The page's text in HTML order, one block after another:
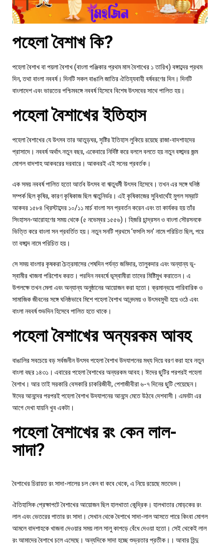
পহেলা বৈশাখ কি?
পহেলা বৈশাখ বা পয়লা বৈশাখ (বাংলা পঞ্জিকার প্রথম মাস বৈশাখের ১ তারিখ) বঙ্গাব্দের প্রথম
দিন, তথা বাংলা নববর্ষ। দিনটি সকল বাঙালি জাতির ঐতিহ্যবাহী বর্ষবরণের দিন। দিনটি
বাংলাদেশ এবং ভারতের পশ্চিমবঙ্গে নববর্ষ হিসেবে বিশেষ উৎসবের সাথে পালিত হয়।
পহেলা বৈশাখের ইতিহাস
পহেলা বৈশাখের যে উৎসব তার আতুড়ঘর, সৃষ্টির ইতিহাস লুকিয়ে রয়েছে রাজা-বাদশাহদের
প্রাসাদে। নববর্ষ অর্থাৎ নতুন বছর, একেবারে নির্দিষ্ট করে বললে বলতে হয় নতুন বঙ্গাব্দর জন্ম
মোগল বাদশাহ আকবরের দরবারে। আকবরই এই সনের প্রবর্তক।
এক সময় নববর্ষ পালিত হতো আর্তব উৎসব বা ঋতুধর্মী উৎসব হিসেবে। তখন এর সঙ্গে ঘনিষ্ঠ
সম্পর্ক ছিল কৃষির, কারণ কৃষিকাজ ছিল ঋতুনির্ভর। এই কৃষিকাজের সুবিধার্থেই মুগল সম্রাট
আকবর ১৫৮৪ খ্রিস্টাব্দের ১০/১১ মার্চ বাংলা সন প্রবর্তন করেন এবং তা কার্যকর হয় তাঁর
সিংহাসন-আরোহণের সময় থেকে (৫ নভেম্বর ১৫৫৬)। হিজরি চান্দ্রসন ও বাংলা সৌরসনকে
ভিত্তি করে বাংলা সন প্রবর্তিত হয়। নতুন সনটি প্রথমে ‘ফসলি সন’ নামে পরিচিত ছিল, পরে
তা বঙ্গাব্দ নামে পরিচিত হয়।
সে সময় বাংলার কৃষকরা চৈত্রমাসের শেষদিন পর্যন্ত জমিদার, তালুকদার এবং অন্যান্য ভূ-
স্বামীর খাজনা পরিশোধ করত। পরদিন নববর্ষে ভূস্বামীরা তাদের মিষ্টিমুখ করাতেন। এ
উপলক্ষে তখন মেলা এবং অন্যান্য অনুষ্ঠানের আয়োজন করা হতো। ক্রমান্বয়ে পারিবারিক ও
সামাজিক জীবনের সঙ্গে ঘনিষ্ঠভাবে মিশে পহেলা বৈশাখ আনন্দময় ও উৎসবমুখী হয়ে ওঠে এবং
বাংলা নববর্ষ শুভদিন হিসেবে পালিত হতে থাকে।
পহেলা বৈশাখের অন্যরকম আবহ
বাঙালির সবচেয়ে বড় সর্বজনীন উৎসব পহেলা বৈশাখ উদযাপনের মধ্য দিয়ে বরণ করা হবে নতুন
বাংলা বছর ১৪৩১। এবারের পহেলা বৈশাখের অন্যরকম আবহ। ঈদের ছুটির পরপরই পহেলা
বৈশাখ। আর তাই সরকারি বেসকারি চাকরিজীবী, পেশাজীবীরা ৬-৭ দিনের ছুটি পেয়েছেন।
ঈদের আনন্দের পরপরই পহেলা বৈশাখ উদযাপনের আনন্দে মেতে উঠবে দেশবাসী। এমনটা এর
আগে দেখা যায়নি খুব একটা।
পহেলা বৈশাখের রং কেন লাল-
সাদা?
বৈশাখের চিরায়ত রং সাদা-লালের চল কেন বা কবে থেকে, এ নিয়ে রয়েছে মতভেদ।
ঐতিহাসিক প্রেক্ষাপটে বৈশাখের আয়োজন ছিল হালখাতা কেন্দ্রিক। হালখাতার মোড়কের রং
লাল এবং ভেতরের পাতার রং সাদা। সেখান থেকে বৈশাখে সাদা-লাল আসতে পারে কিংবা মোগল
আমলে বাদশাহকে খাজনা দেওয়ার সময় লাল সালু কাপড়ে বেঁধে দেওয়া হতো। সেই থেকেই লাল
রং আমাদের বৈশাখে চলে এসেছে। অন্যদিকে সাদা হচ্ছে শুভ্রতার প্রতীক।। আবার হিন্দু